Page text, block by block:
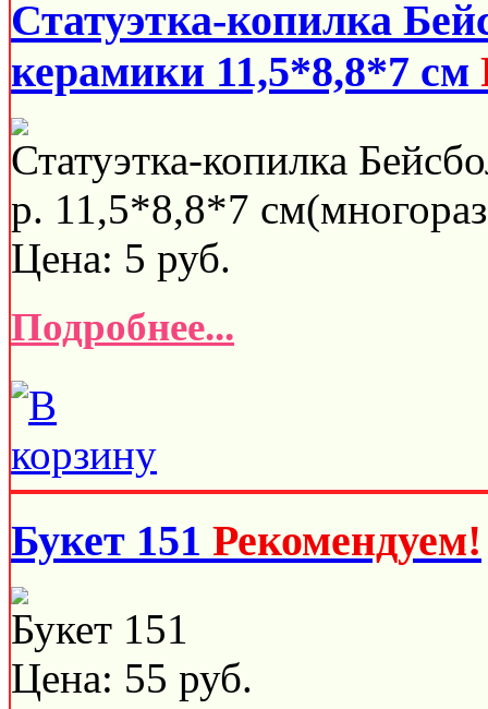
Статуэтка-копилка
керамики 11,5*8,8*7 см
Статуэтка-копилка
р. 11,5*8,8*7
Цена: 5 руб.
Подробнее...
Букет 151 Рекомендуем!
Букет 151
Цена: 55 руб.